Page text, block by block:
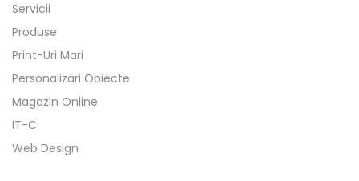
Servicii
Produse
Print-Uri Mari
Personalizari Obiecte
Magazin Online
IT-C
Web Design